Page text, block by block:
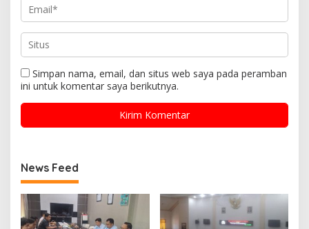
Simpan nama, email, dan situs web saya pada peramban
ini untuk komentar saya berikutnya.
News Feed